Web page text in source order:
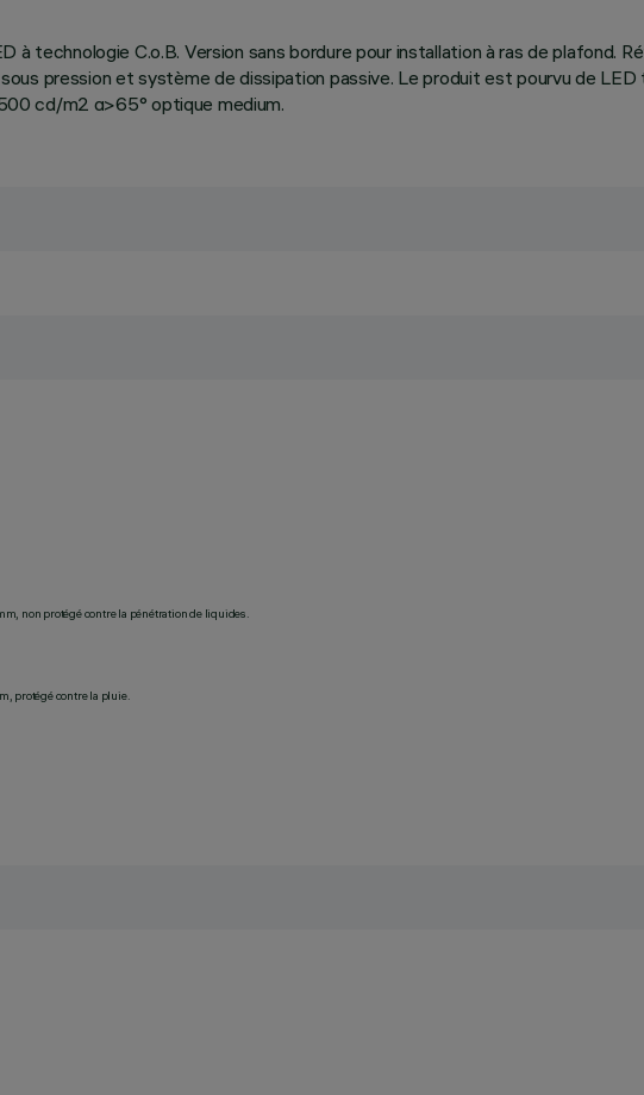
à technologie C.o.B. Version sans bordure pour installation à ras de plafond.
pression et système de dissipation passive. Le produit est pourvu de
cd/m2 α>65° optique medium.
non protégé contre la pénétration de liquides.
protégé contre la pluie.